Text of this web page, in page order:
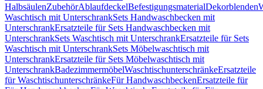
HalbsäulenZubehörAblaufdeckelBefestigungsmaterialDekorblenden
Waschtisch mit UnterschrankSets Handwaschbecken mit
UnterschrankErsatzteile für Sets Handwaschbecken mit
UnterschrankSets Waschtisch mit UnterschrankErsatzteile für Sets
Waschtisch mit UnterschrankSets Möbelwaschtisch mit
UnterschrankErsatzteile für Sets Möbelwaschtisch mit
UnterschrankBadezimmermöbelWaschtischunterschränkeErsatzteile
für WaschtischunterschränkeFür HandwaschbeckenErsatzteile für